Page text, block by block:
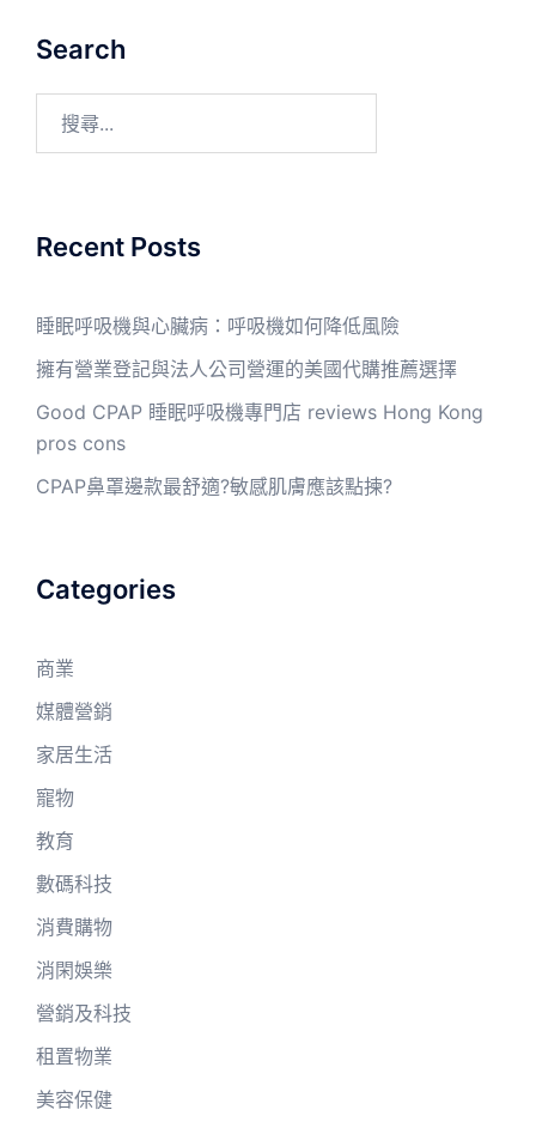
Search
Recent Posts
睡眠呼吸機與心臟病：呼吸機如何降低風險
擁有營業登記與法人公司營運的美國代購推薦選擇
Good CPAP 睡眠呼吸機專門店 reviews Hong Kong
pros cons
CPAP鼻罩邊款最舒適?敏感肌膚應該點揀?
Categories
商業
媒體營銷
家居生活
寵物
教育
數碼科技
消費購物
消閑娛樂
營銷及科技
租置物業
美容保健